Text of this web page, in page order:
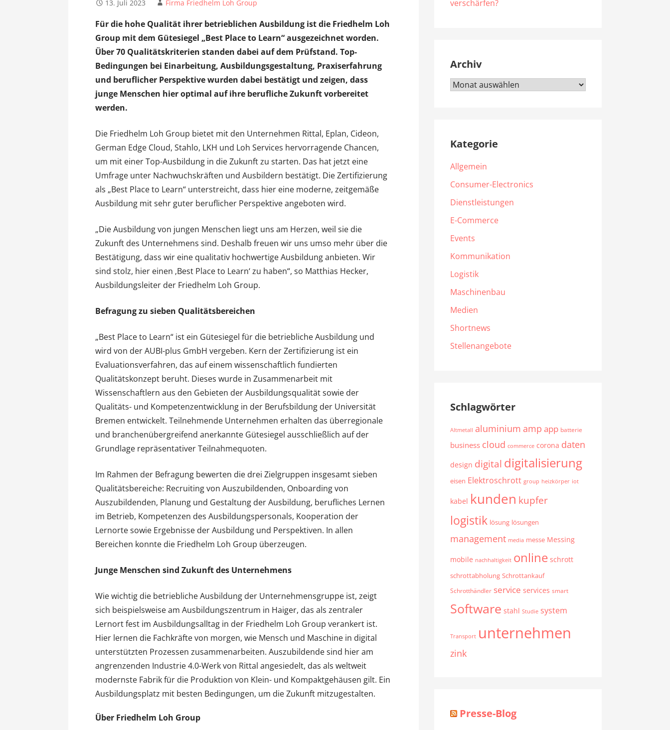
13. Juli 2023 Firma Friedhelm Loh Group
Für die hohe Qualität ihrer betrieblichen Ausbildung ist die Friedhelm Loh
Group mit dem Gütesiegel „Best Place to Learn“ ausgezeichnet worden.
Über 70 Qualitätskriterien standen dabei auf dem Prüfstand. Top-
Bedingungen bei Einarbeitung, Ausbildungsgestaltung, Praxiserfahrung
und beruflicher Perspektive wurden dabei bestätigt und zeigen, dass
junge Menschen hier optimal auf ihre berufliche Zukunft vorbereitet
werden.
Die Friedhelm Loh Group bietet mit den Unternehmen Rittal, Eplan, Cideon,
German Edge Cloud, Stahlo, LKH und Loh Services hervorragende Chancen,
um mit einer Top-Ausbildung in die Zukunft zu starten. Das hat jetzt eine
Umfrage unter Nachwuchskräften und Ausbildern bestätigt. Die Zertifizierung
als „Best Place to Learn“ unterstreicht, dass hier eine moderne, zeitgemäße
Ausbildung mit sehr guter beruflicher Perspektive angeboten wird.
„Die Ausbildung von jungen Menschen liegt uns am Herzen, weil sie die
Zukunft des Unternehmens sind. Deshalb freuen wir uns umso mehr über die
Bestätigung, dass wir eine qualitativ hochwertige Ausbildung anbieten. Wir
sind stolz, hier einen ‚Best Place to Learn‘ zu haben“, so Matthias Hecker,
Ausbildungsleiter der Friedhelm Loh Group.
Befragung zu sieben Qualitätsbereichen
„Best Place to Learn“ ist ein Gütesiegel für die betriebliche Ausbildung und
wird von der AUBI-plus GmbH vergeben. Kern der Zertifizierung ist ein
Evaluationsverfahren, das auf einem wissenschaftlich fundierten
Qualitätskonzept beruht. Dieses wurde in Zusammenarbeit mit
Wissenschaftlern aus den Gebieten der Ausbildungsqualität sowie der
Qualitäts- und Kompetenzentwicklung in der Berufsbildung der Universität
Bremen entwickelt. Teilnehmende Unternehmen erhalten das überregionale
und branchenübergreifend anerkannte Gütesiegel ausschließlich auf der
Grundlage repräsentativer Teilnahmequoten.
Im Rahmen der Befragung bewerten die drei Zielgruppen insgesamt sieben
Qualitätsbereiche: Recruiting von Auszubildenden, Onboarding von
Auszubildenden, Planung und Gestaltung der Ausbildung, berufliches Lernen
im Betrieb, Kompetenzen des Ausbildungspersonals, Kooperation der
Lernorte sowie Ergebnisse der Ausbildung und Perspektiven. In allen
Bereichen konnte die Friedhelm Loh Group überzeugen.
Junge Menschen sind Zukunft des Unternehmens
Wie wichtig die betriebliche Ausbildung der Unternehmensgruppe ist, zeigt
sich beispielsweise am Ausbildungszentrum in Haiger, das als zentraler
Lernort fest im Ausbildungsalltag in der Friedhelm Loh Group verankert ist.
Hier lernen die Fachkräfte von morgen, wie Mensch und Maschine in digital
unterstützten Prozessen zusammenarbeiten. Auszubildende sind hier am
angrenzenden Industrie 4.0-Werk von Rittal angesiedelt, das als weltweit
modernste Fabrik für die Produktion von Klein- und Kompaktgehäusen gilt. Ein
Ausbildungsplatz mit besten Bedingungen, um die Zukunft mitzugestalten.
Über Friedhelm Loh Group
verschärfen?
Archiv
Archiv
Kategorie
Allgemein
Consumer-Electronics
Dienstleistungen
E-Commerce
Events
Kommunikation
Logistik
Maschinenbau
Medien
Shortnews
Stellenangebote
Schlagwörter
Altmetall aluminium amp app batterie
business cloud commerce corona daten
design digital digitalisierung
eisen Elektroschrott group heizkörper iot
kabel kunden kupfer
logistik lösung lösungen
management media messe Messing
mobile nachhaltigkeit online schrott
schrottabholung Schrottankauf
Schrotthändler service services smart
Software stahl Studie system
Transport unternehmen
zink
Presse-Blog